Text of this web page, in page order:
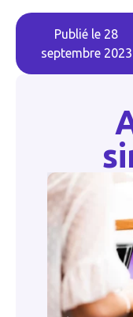
Publié le 28
septembre 2023